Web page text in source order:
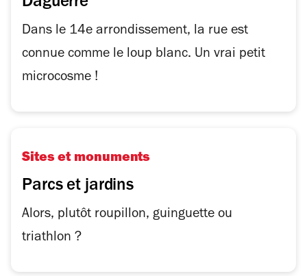
Dans le 14e arrondissement, la rue est
connue comme le loup blanc. Un vrai petit
microcosme !
Sites et monuments
Parcs et jardins
Alors, plutôt roupillon, guinguette ou
triathlon ?